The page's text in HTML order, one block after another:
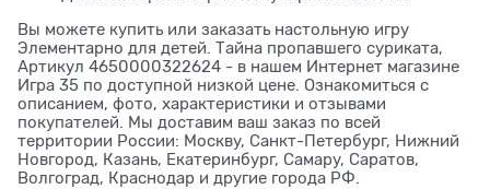
Вы можете купить или заказать настольную игру
Элементарно для детей. Тайна пропавшего суриката,
Артикул 4650000322624 - в нашем Интернет магазине
Игра 35 по доступной низкой цене. Ознакомиться с
описанием, фото, характеристики и отзывами
покупателей. Мы доставим ваш заказ по всей
территории России: Москву, Санкт-Петербург, Нижний
Новгород, Казань, Екатеринбург, Самару, Саратов,
Волгоград, Краснодар и другие города РФ.